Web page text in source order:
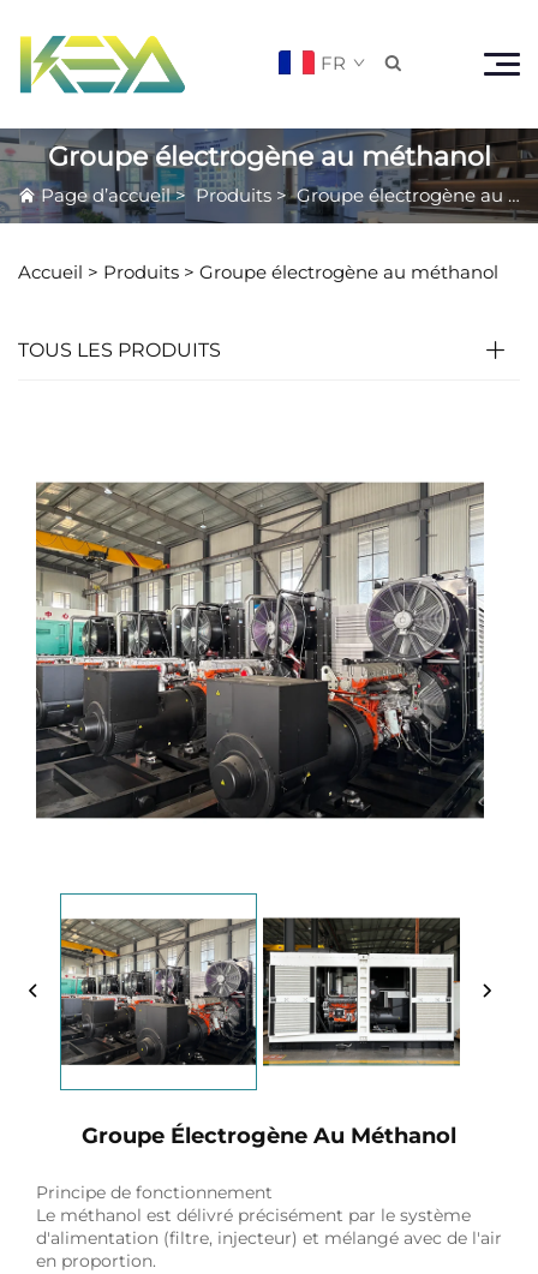
FR 
Groupe électrogène au méthanol
Page d’accueil>Produits >Groupe électrogène au méthanol
Accueil > Produits > Groupe électrogène au méthanol
TOUS LES PRODUITS
Groupe Électrogène Au Méthanol
Principe de fonctionnement
Le méthanol est délivré précisément par le système
d'alimentation (filtre, injecteur) et mélangé avec de l'air
en proportion.